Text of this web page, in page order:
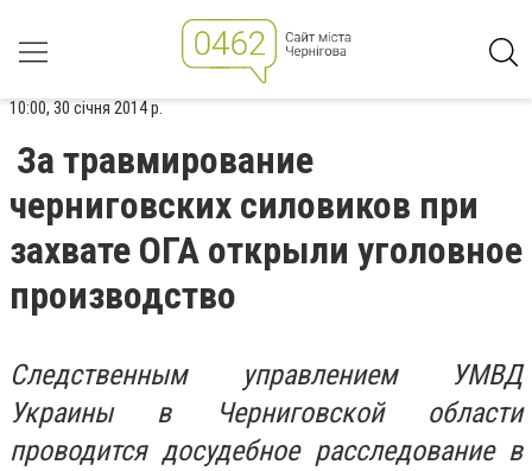
10:00, 30 січня 2014 р.
За травмирование
черниговских силовиков при
захвате ОГА открыли уголовное
производство
Следственным управлением УМВД
Украины в Черниговской области
проводится досудебное расследование в